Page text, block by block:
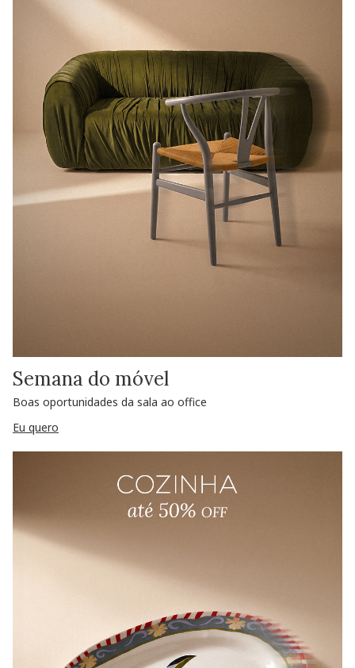
Semana do móvel
Boas oportunidades da sala ao office
Eu quero